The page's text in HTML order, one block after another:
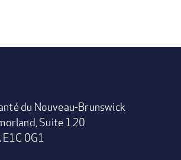
du Nouveau-Brunswick
Suite 120
E1C 0G1